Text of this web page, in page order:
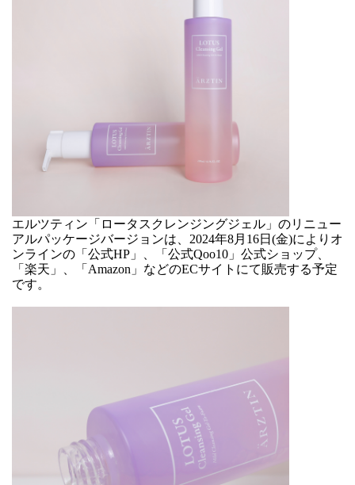
エルツティン「ロータスクレンジングジェル」のリニュー
アルパッケージバージョンは、2024年8月16日(金)によりオ
ンラインの「公式HP」、「公式Qoo10」公式ショップ、
「楽天」、「Amazon」などのECサイトにて販売する予定
です。